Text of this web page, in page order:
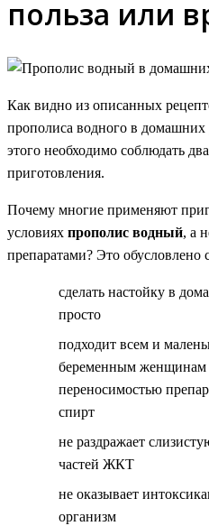
польза или
Как видно из описанных
прополиса водного в домашних
этого необходимо соблюдать
приготовления.
Почему многие применяют
условиях прополис водный, а
препаратами? Это
сделать настойку в
просто
подходит всем и
беременным женщинам
переносимостью
спирт
не раздражает
частей ЖКТ
не оказывает
организм